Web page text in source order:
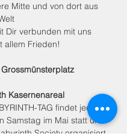
Mitte und von dort aus
Dir verbunden mit uns
allem Frieden!
Kasernenareal
TAG findet jedes
Samstag im Mai statt und
Society organisiert.